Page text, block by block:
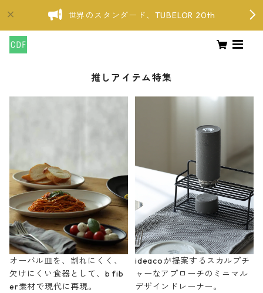
世界のスタンダード、TUBELOR 20th
推しアイテム特集
オーバル皿を、割れにくく、
欠けにくい食器として、b fib
er素材で現代に再現。
ideacoが提案するスカルプチ
ャーなアプローチのミニマル
デザインドレーナー。